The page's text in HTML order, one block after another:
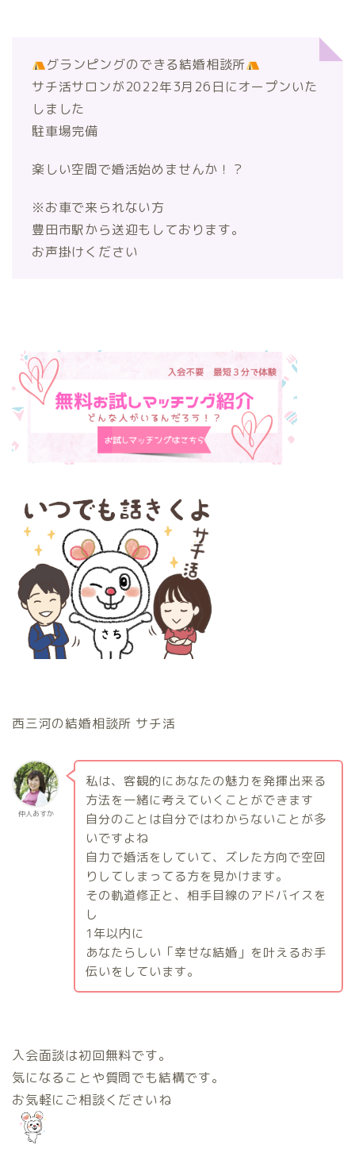
グランピングのできる結婚相談所
サチ活サロンが2022年3月26日にオープンいた
しました
駐車場完備
楽しい空間で婚活始めませんか！？
※お車で来られない方
豊田市駅から送迎もしております。
お声掛けください
西三河の結婚相談所 サチ活
仲人あすか
私は、客観的にあなたの魅力を発揮出来る
方法を一緒に考えていくことができます
自分のことは自分ではわからないことが多
いですよね
自力で婚活をしていて、ズレた方向で空回
りしてしまってる方を見かけます。
その軌道修正と、相手目線のアドバイスを
し
1 年以内に
あなたらしい「幸せな結婚」を叶えるお手
伝いをしています。
入会面談は初回無料です。
気になることや質問でも結構です。
お気軽にご相談くださいね